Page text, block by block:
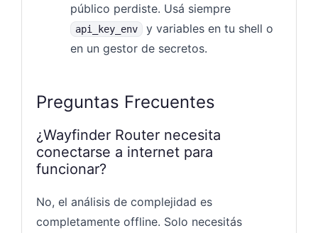
público perdiste. Usá siempre
api_key_env
y variables en tu shell o
en un gestor de secretos.
Preguntas Frecuentes
¿Wayfinder Router necesita
conectarse a internet para
funcionar?
No, el análisis de complejidad es
completamente offline. Solo necesitás